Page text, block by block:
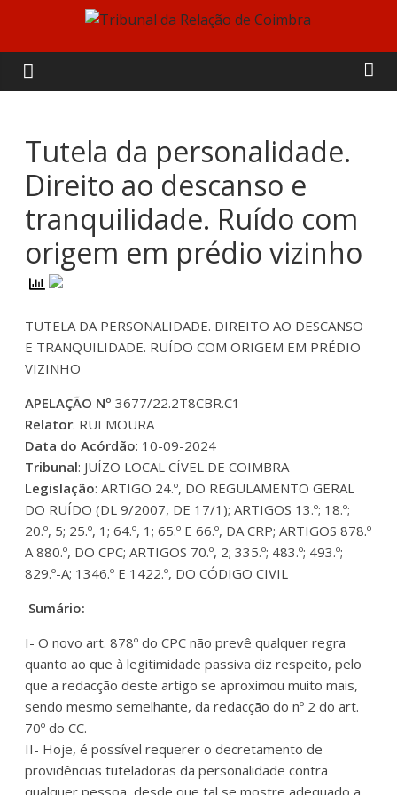
content
Tribunal
da
Relação
de
Coimbra
Tutela da personalidade.
Direito ao descanso e
tranquilidade. Ruído com
origem em prédio vizinho
TUTELA DA PERSONALIDADE. DIREITO AO DESCANSO
E TRANQUILIDADE. RUÍDO COM ORIGEM EM PRÉDIO
VIZINHO
APELAÇÃO Nº 3677/22.2T8CBR.C1
Relator: RUI MOURA
Data do Acórdão: 10-09-2024
Tribunal: JUÍZO LOCAL CÍVEL DE COIMBRA
Legislação: ARTIGO 24.º, DO REGULAMENTO GERAL
DO RUÍDO (DL 9/2007, DE 17/1); ARTIGOS 13.º; 18.º;
20.º, 5; 25.º, 1; 64.º, 1; 65.º E 66.º, DA CRP; ARTIGOS 878.º
A 880.º, DO CPC; ARTIGOS 70.º, 2; 335.º; 483.º; 493.º;
829.º-A; 1346.º E 1422.º, DO CÓDIGO CIVIL
Sumário:
I- O novo art. 878º do CPC não prevê qualquer regra
quanto ao que à legitimidade passiva diz respeito, pelo
que a redacção deste artigo se aproximou muito mais,
sendo mesmo semelhante, da redacção do nº 2 do art.
70º do CC.
II- Hoje, é possível requerer o decretamento de
providências tuteladoras da personalidade contra
qualquer pessoa, desde que tal se mostre adequado a